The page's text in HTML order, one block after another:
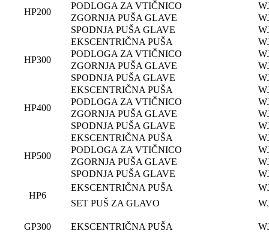
HP200
PODLOGA ZA VTIČNICO
ZGORNJA PUŠA GLAVE
SPODNJA PUŠA GLAVE
HP300
EKSCENTRIČNA PUŠA
PODLOGA ZA VTIČNICO
ZGORNJA PUŠA GLAVE
SPODNJA PUŠA GLAVE
HP400
EKSCENTRIČNA PUŠA
PODLOGA ZA VTIČNICO
ZGORNJA PUŠA GLAVE
SPODNJA PUŠA GLAVE
HP500
EKSCENTRIČNA PUŠA
PODLOGA ZA VTIČNICO
ZGORNJA PUŠA GLAVE
SPODNJA PUŠA GLAVE
HP6
EKSCENTRIČNA PUŠA
SET PUŠ ZA GLAVO
GP300 EKSCENTRIČNA PUŠA